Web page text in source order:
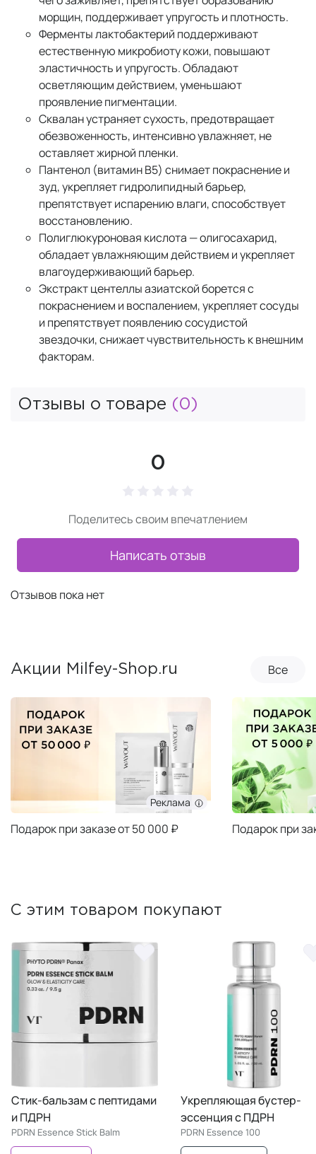
морщин, поддерживает упругость и плотность.
Ферменты лактобактерий поддерживают
естественную микробиоту кожи, повышают
эластичность и упругость. Обладают
осветляющим действием, уменьшают
проявление пигментации.
Сквалан устраняет сухость, предотвращает
обезвоженность, интенсивно увлажняет, не
оставляет жирной пленки.
Пантенол (витамин B5) снимает покраснение и
зуд, укрепляет гидролипидный барьер,
препятствует испарению влаги, способствует
восстановлению.
Полиглюкуроновая кислота — олигосахарид,
обладает увлажняющим действием и укрепляет
влагоудерживающий барьер.
Экстракт центеллы азиатской борется с
покраснением и воспалением, укрепляет сосуды
и препятствует появлению сосудистой
звездочки, снижает чувствительность к внешним
факторам.
Отзывы о товаре (0)
0
Поделитесь своим впечатлением
Написать отзыв
Отзывов пока нет
Акции Milfey-Shop.ru Все
Реклама
Подарок при заказе от 50 000 ₽ Подарок при
С этим товаром покупают
Стик-бальзам с пептидами
и ПДРН
PDRN Essence Stick Balm
Укрепляющая бустер-
эссенция с ПДРН
PDRN Essence 100